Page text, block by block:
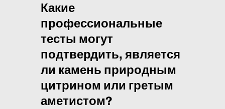
Какие
профессиональные
тесты могут
подтвердить, является
ли камень природным
цитрином или гретым
аметистом?